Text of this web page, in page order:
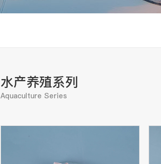
水产养殖系列
Aquaculture Series